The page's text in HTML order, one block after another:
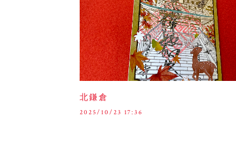
北鎌倉
2025/10/23 17:36